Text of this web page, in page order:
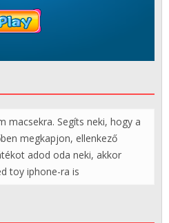
macsekra. Segíts neki, hogy a
megkapjon, ellenkező
adod oda neki, akkor
toy iphone-ra is